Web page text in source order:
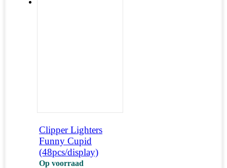
Clipper Lighters
Funny Cupid
(48pcs/display)
Op voorraad